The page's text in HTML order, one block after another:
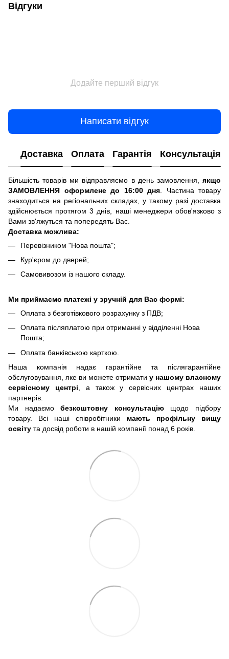
Відгуки
Додайте перший відгук
Написати відгук
Доставка Оплата Гарантія Консультація
Більшість товарів ми відправляємо в день замовлення, якщо
ЗАМОВЛЕННЯ оформлене до 16:00 дня . Частина товару
знаходиться на регіональних складах, у такому разі доставка
здійснюється протягом 3 днів, наші менеджери обов'язково з
Вами зв'яжуться та попередять Вас.
Доставка можлива:
Перевізником "Нова пошта";
Кур'єром до дверей;
Самовивозом із нашого складу.
Ми приймаємо платежі у зручній для Вас формі:
Оплата з безготівкового розрахунку з ПДВ;
Оплата післяплатою при отриманні у відділенні Нова
Пошта;
Оплата банківською карткою.
Наша компанія надає гарантійне та післягарантійне
обслуговування, яке ви можете отримати у нашому власному
сервісному центрі , а також у сервісних центрах наших
партнерів.
Ми надаємобезкоштовну консультаціющодо підбору
товару. Всі наші співробітники мають профільну вищу
освіту та досвід роботи в нашій компанії понад 6 років.